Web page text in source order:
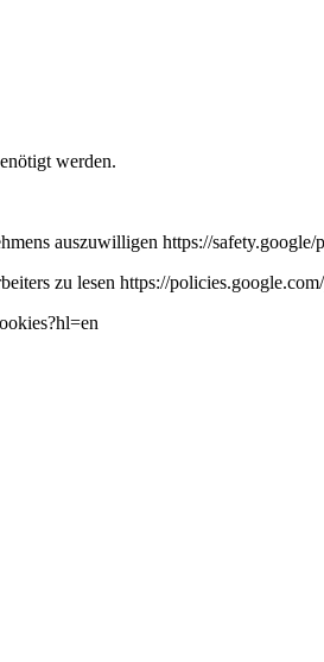
werden.
auszuwilligen https://
zu lesen https://